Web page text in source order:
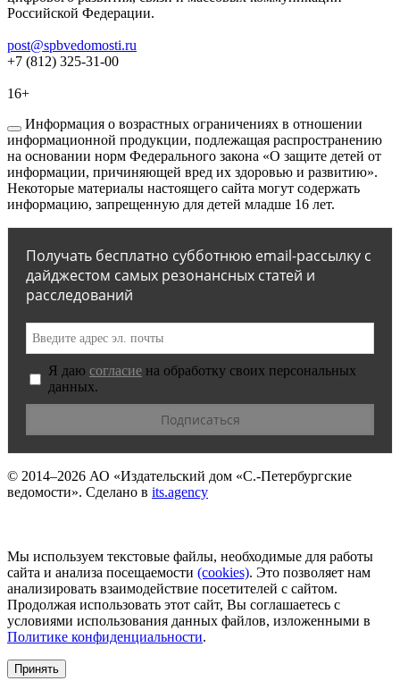
Российской Федерации.
post@spbvedomosti.ru
+7 (812) 325-31-00
16+
Информация о возрастных ограничениях в отношении
информационной продукции, подлежащая распространению
на основании норм Федерального закона «О защите детей от
информации, причиняющей вред их здоровью и развитию».
Некоторые материалы настоящего сайта могут содержать
информацию, запрещенную для детей младше 16 лет.
Получать бесплатно субботнюю email-рассылку с
дайджестом самых резонансных статей и
расследований
Я даю согласие на обработку своих персональных
данных.
© 2014–2026 АО «Издательский дом «С.-Петербургские
ведомости». Сделано в its.agency
Мы используем текстовые файлы, необходимые для работы
сайта и анализа посещаемости (сookies). Это позволяет нам
анализировать взаимодействие посетителей с сайтом.
Продолжая использовать этот сайт, Вы соглашаетесь с
условиями использования данных файлов, изложенными в
Политике конфиденциальности.
Принять